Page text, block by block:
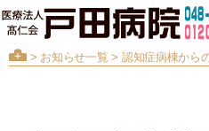
> お知らせ一覧 > 認知症病棟から